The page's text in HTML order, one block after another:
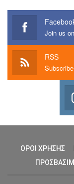
Join us
RSS
ΟΡΟΙ ΧΡΗΣΗΣ